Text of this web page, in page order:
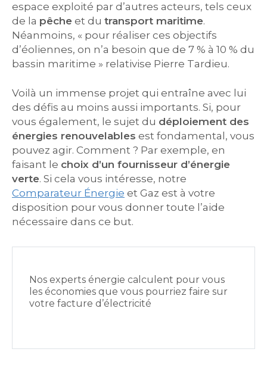
espace exploité par d’autres acteurs, tels ceux
de la pêche et du transport maritime.
Néanmoins, « pour réaliser ces objectifs
d’éoliennes, on n’a besoin que de 7 % à 10 % du
bassin maritime » relativise Pierre Tardieu.
Voilà un immense projet qui entraîne avec lui
des défis au moins aussi importants. Si, pour
vous également, le sujet du déploiement des
énergies renouvelables est fondamental, vous
pouvez agir. Comment ? Par exemple, en
faisant le choix d’un fournisseur d’énergie
verte. Si cela vous intéresse, notre
Comparateur Énergie et Gaz est à votre
disposition pour vous donner toute l’aide
nécessaire dans ce but.
Nos experts énergie calculent pour vous
les économies que vous pourriez faire sur
votre facture d’électricité